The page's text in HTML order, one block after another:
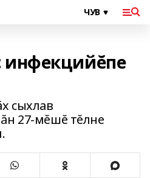
инфекцийĕпе
сыхлав
27-мĕшĕ тĕлне